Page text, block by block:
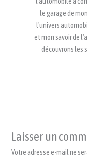
le garage de
l'univers
et mon savoir de
découvrons les
Laisser un
Votre adresse e-mail ne